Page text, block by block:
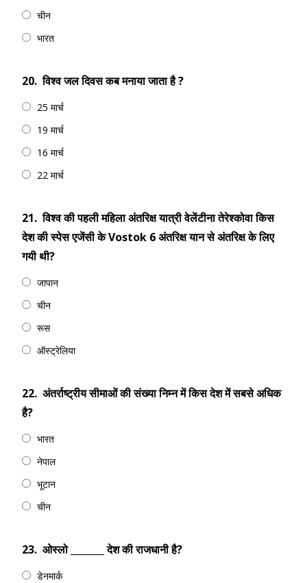
चीन
भारत
20. विश्व जल दिवस कब मनाया जाता है ?
25 मार्च
19 मार्च
16 मार्च
22 मार्च
21. विश्व की पहली महिला अंतरिक्ष यात्री वेलेंटीना तेरेश्कोवा किस
देश की स्पेस एजेंसी के Vostok 6 अंतरिक्ष यान से अंतरिक्ष के लिए
गयी थी?
जापान
चीन
रूस
ऑस्ट्रेलिया
22. अंतर्राष्ट्रीय सीमाओं की संख्या निम्न में किस देश में सबसे अधिक
है?
भारत
नेपाल
भूटान
चीन
23. ओस्लो _______ देश की राजधानी है?
डेनमार्क